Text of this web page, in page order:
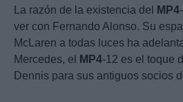
La razón de la existencia del MP4
ver con Fernando Alonso. Su
McLaren a todas luces ha
Mercedes, el
MP4-12 es el toque
Dennis para sus antiguos socios